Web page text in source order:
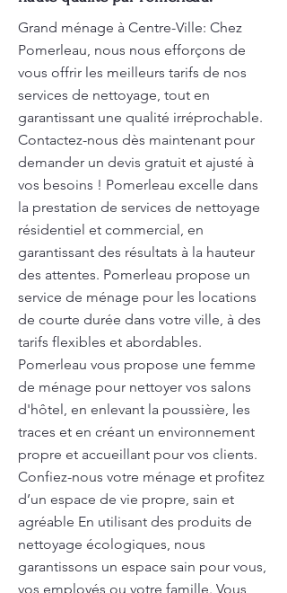
Grand ménage à Centre-Ville: Chez
Pomerleau, nous nous efforçons de
vous offrir les meilleurs tarifs de nos
services de nettoyage, tout en
garantissant une qualité irréprochable.
Contactez-nous dès maintenant pour
demander un devis gratuit et ajusté à
vos besoins ! Pomerleau excelle dans
la prestation de services de nettoyage
résidentiel et commercial, en
garantissant des résultats à la hauteur
des attentes. Pomerleau propose un
service de ménage pour les locations
de courte durée dans votre ville, à des
tarifs flexibles et abordables.
Pomerleau vous propose une femme
de ménage pour nettoyer vos salons
d'hôtel, en enlevant la poussière, les
traces et en créant un environnement
propre et accueillant pour vos clients.
Confiez-nous votre ménage et profitez
d’un espace de vie propre, sain et
agréable En utilisant des produits de
nettoyage écologiques, nous
garantissons un espace sain pour vous,
vos employés ou votre famille. Vous